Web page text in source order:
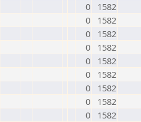
0
1582
0
1582
0
1582
0
1582
0
1582
0
1582
0
1582
0
1582
0
1582